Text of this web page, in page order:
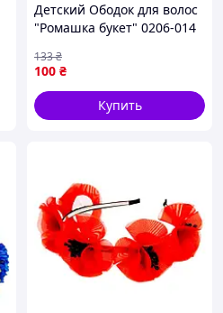
Детский Ободок для волос
"Ромашка букет" 0206-014
100 ₴
133₴
Купить